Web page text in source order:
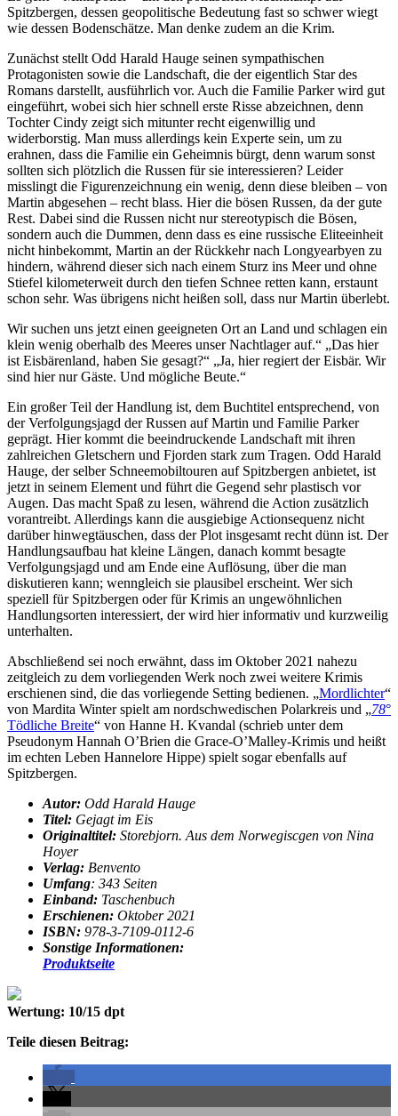
Spitzbergen, dessen geopolitische Bedeutung fast so schwer wiegt
wie dessen Bodenschätze. Man denke zudem an die Krim.
Zunächst stellt Odd Harald Hauge seinen sympathischen
Protagonisten sowie die Landschaft, die der eigentlich Star des
Romans darstellt, ausführlich vor. Auch die Familie Parker wird gut
eingeführt, wobei sich hier schnell erste Risse abzeichnen, denn
Tochter Cindy zeigt sich mitunter recht eigenwillig und
widerborstig. Man muss allerdings kein Experte sein, um zu
erahnen, dass die Familie ein Geheimnis bürgt, denn warum sonst
sollten sich plötzlich die Russen für sie interessieren? Leider
misslingt die Figurenzeichnung ein wenig, denn diese bleiben – von
Martin abgesehen – recht blass. Hier die bösen Russen, da der gute
Rest. Dabei sind die Russen nicht nur stereotypisch die Bösen,
sondern auch die Dummen, denn dass es eine russische Eliteeinheit
nicht hinbekommt, Martin an der Rückkehr nach Longyearbyen zu
hindern, während dieser sich nach einem Sturz ins Meer und ohne
Stiefel kilometerweit durch den tiefen Schnee retten kann, erstaunt
schon sehr. Was übrigens nicht heißen soll, dass nur Martin überlebt.
Wir suchen uns jetzt einen geeigneten Ort an Land und schlagen ein
klein wenig oberhalb des Meeres unser Nachtlager auf.“ „Das hier
ist Eisbärenland, haben Sie gesagt?“ „Ja, hier regiert der Eisbär. Wir
sind hier nur Gäste. Und mögliche Beute.“
Ein großer Teil der Handlung ist, dem Buchtitel entsprechend, von
der Verfolgungsjagd der Russen auf Martin und Familie Parker
geprägt. Hier kommt die beeindruckende Landschaft mit ihren
zahlreichen Gletschern und Fjorden stark zum Tragen. Odd Harald
Hauge, der selber Schneemobiltouren auf Spitzbergen anbietet, ist
jetzt in seinem Element und führt die Gegend sehr plastisch vor
Augen. Das macht Spaß zu lesen, während die Action zusätzlich
vorantreibt. Allerdings kann die ausgiebige Actionsequenz nicht
darüber hinwegtäuschen, dass der Plot insgesamt recht dünn ist. Der
Handlungsaufbau hat kleine Längen, danach kommt besagte
Verfolgungsjagd und am Ende eine Auflösung, über die man
diskutieren kann; wenngleich sie plausibel erscheint. Wer sich
speziell für Spitzbergen oder für Krimis an ungewöhnlichen
Handlungsorten interessiert, der wird hier informativ und kurzweilig
unterhalten.
Abschließend sei noch erwähnt, dass im Oktober 2021 nahezu
zeitgleich zu dem vorliegenden Werk noch zwei weitere Krimis
erschienen sind, die das vorliegende Setting bedienen. „Mordlichter“
von Mardita Winter spielt am nordschwedischen Polarkreis und „78°
Tödliche Breite“ von Hanne H. Kvandal (schrieb unter dem
Pseudonym Hannah O’Brien die Grace-O’Malley-Krimis und heißt
im echten Leben Hannelore Hippe) spielt sogar ebenfalls auf
Spitzbergen.
Autor: Odd Harald Hauge
Titel: Gejagt im Eis
Originaltitel: Storebjorn. Aus dem Norwegiscgen von Nina
Hoyer
Verlag: Benvento
Umfang: 343 Seiten
Einband: Taschenbuch
Erschienen: Oktober 2021
ISBN: 978-3-7109-0112-6
Sonstige Informationen:
Produktseite
Wertung: 10/15 dpt
Teile diesen Beitrag: